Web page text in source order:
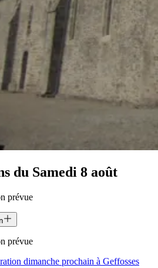
du Samedi 8 août
prévue
prévue
dimanche prochain à Geffosses